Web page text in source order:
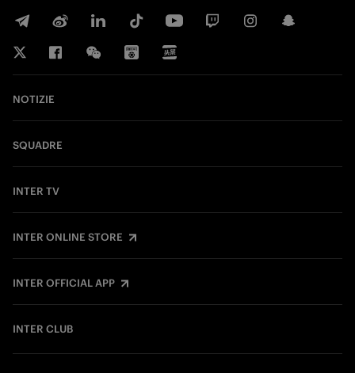
NOTIZIE
SQUADRE
INTER TV
INTER ONLINE STORE
INTER OFFICIAL APP
INTER CLUB